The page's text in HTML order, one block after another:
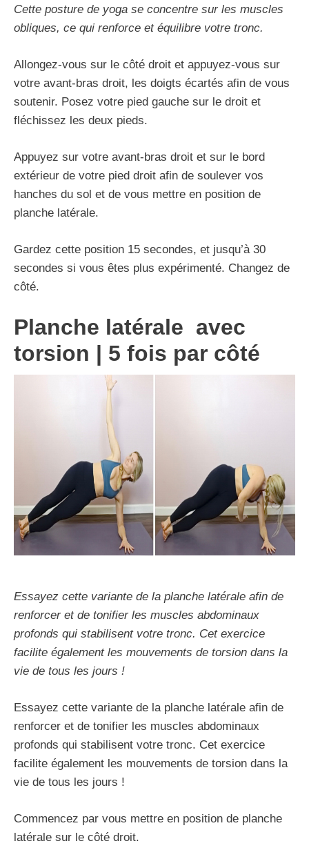
Cette posture de yoga se concentre sur les muscles
obliques, ce qui renforce et équilibre votre tronc.
Allongez-vous sur le côté droit et appuyez-vous sur
votre avant-bras droit, les doigts écartés afin de vous
soutenir. Posez votre pied gauche sur le droit et
fléchissez les deux pieds.
Appuyez sur votre avant-bras droit et sur le bord
extérieur de votre pied droit afin de soulever vos
hanches du sol et de vous mettre en position de
planche latérale.
Gardez cette position 15 secondes, et jusqu’à 30
secondes si vous êtes plus expérimenté. Changez de
côté.
Planche latérale avec
torsion | 5 fois par côté
Essayez cette variante de la planche latérale afin de
renforcer et de tonifier les muscles abdominaux
profonds qui stabilisent votre tronc. Cet exercice
facilite également les mouvements de torsion dans la
vie de tous les jours !
Essayez cette variante de la planche latérale afin de
renforcer et de tonifier les muscles abdominaux
profonds qui stabilisent votre tronc. Cet exercice
facilite également les mouvements de torsion dans la
vie de tous les jours !
Commencez par vous mettre en position de planche
latérale sur le côté droit.